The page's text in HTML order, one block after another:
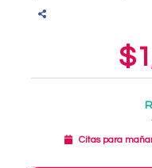
Citas para